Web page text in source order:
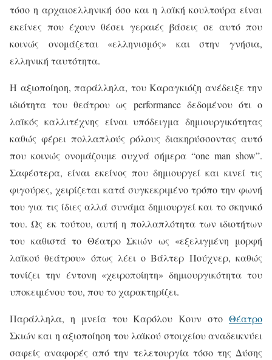
τόσο η αρχαιοελληνική όσο και η λαϊκή κουλτούρα είναι
εκείνες που έχουν θέσει γεραιές βάσεις σε αυτό που
κοινώς ονομάζεται «ελληνισμός» και στην γνήσια,
ελληνική ταυτότητα.
Η αξιοποίηση, παράλληλα, του Καραγκιόζη ανέδειξε την
ιδιότητα του θεάτρου ως performanceδεδομένου ότι ο
λαϊκός καλλιτέχνης είναι υπόδειγμα δημιουργικότητας
καθώς φέρει πολλαπλούς ρόλους διακηρύσσοντας αυτό
που κοινώς ονομάζουμε συχνά σήμερα “one man show”.
Σαφέστερα, είναι εκείνος που δημιουργεί και κινεί τις
φιγούρες, χειρίζεται κατά συγκεκριμένο τρόπο την φωνή
του για τις ίδιες αλλά συνάμα δημιουργεί και το σκηνικό
του. Ως εκ τούτου, αυτή η πολλαπλότητα των ιδιοτήτων
του καθιστά το Θέατρο Σκιών ως «εξελιγμένη μορφή
λαϊκού θεάτρου» όπως λέει ο Βάλτερ Πούχνερ, καθώς
τονίζει την έντονη «χειροποίητη» δημιουργικότητα του
υποκειμένου του, που το χαρακτηρίζει.
Παράλληλα, η μνεία του Καρόλου Κουν στο Θέατρο
Σκιών και η αξιοποίηση του λαϊκού στοιχείου αναδεικνύει
σαφείς αναφορές από την τελετουργία τόσο της Δύσης